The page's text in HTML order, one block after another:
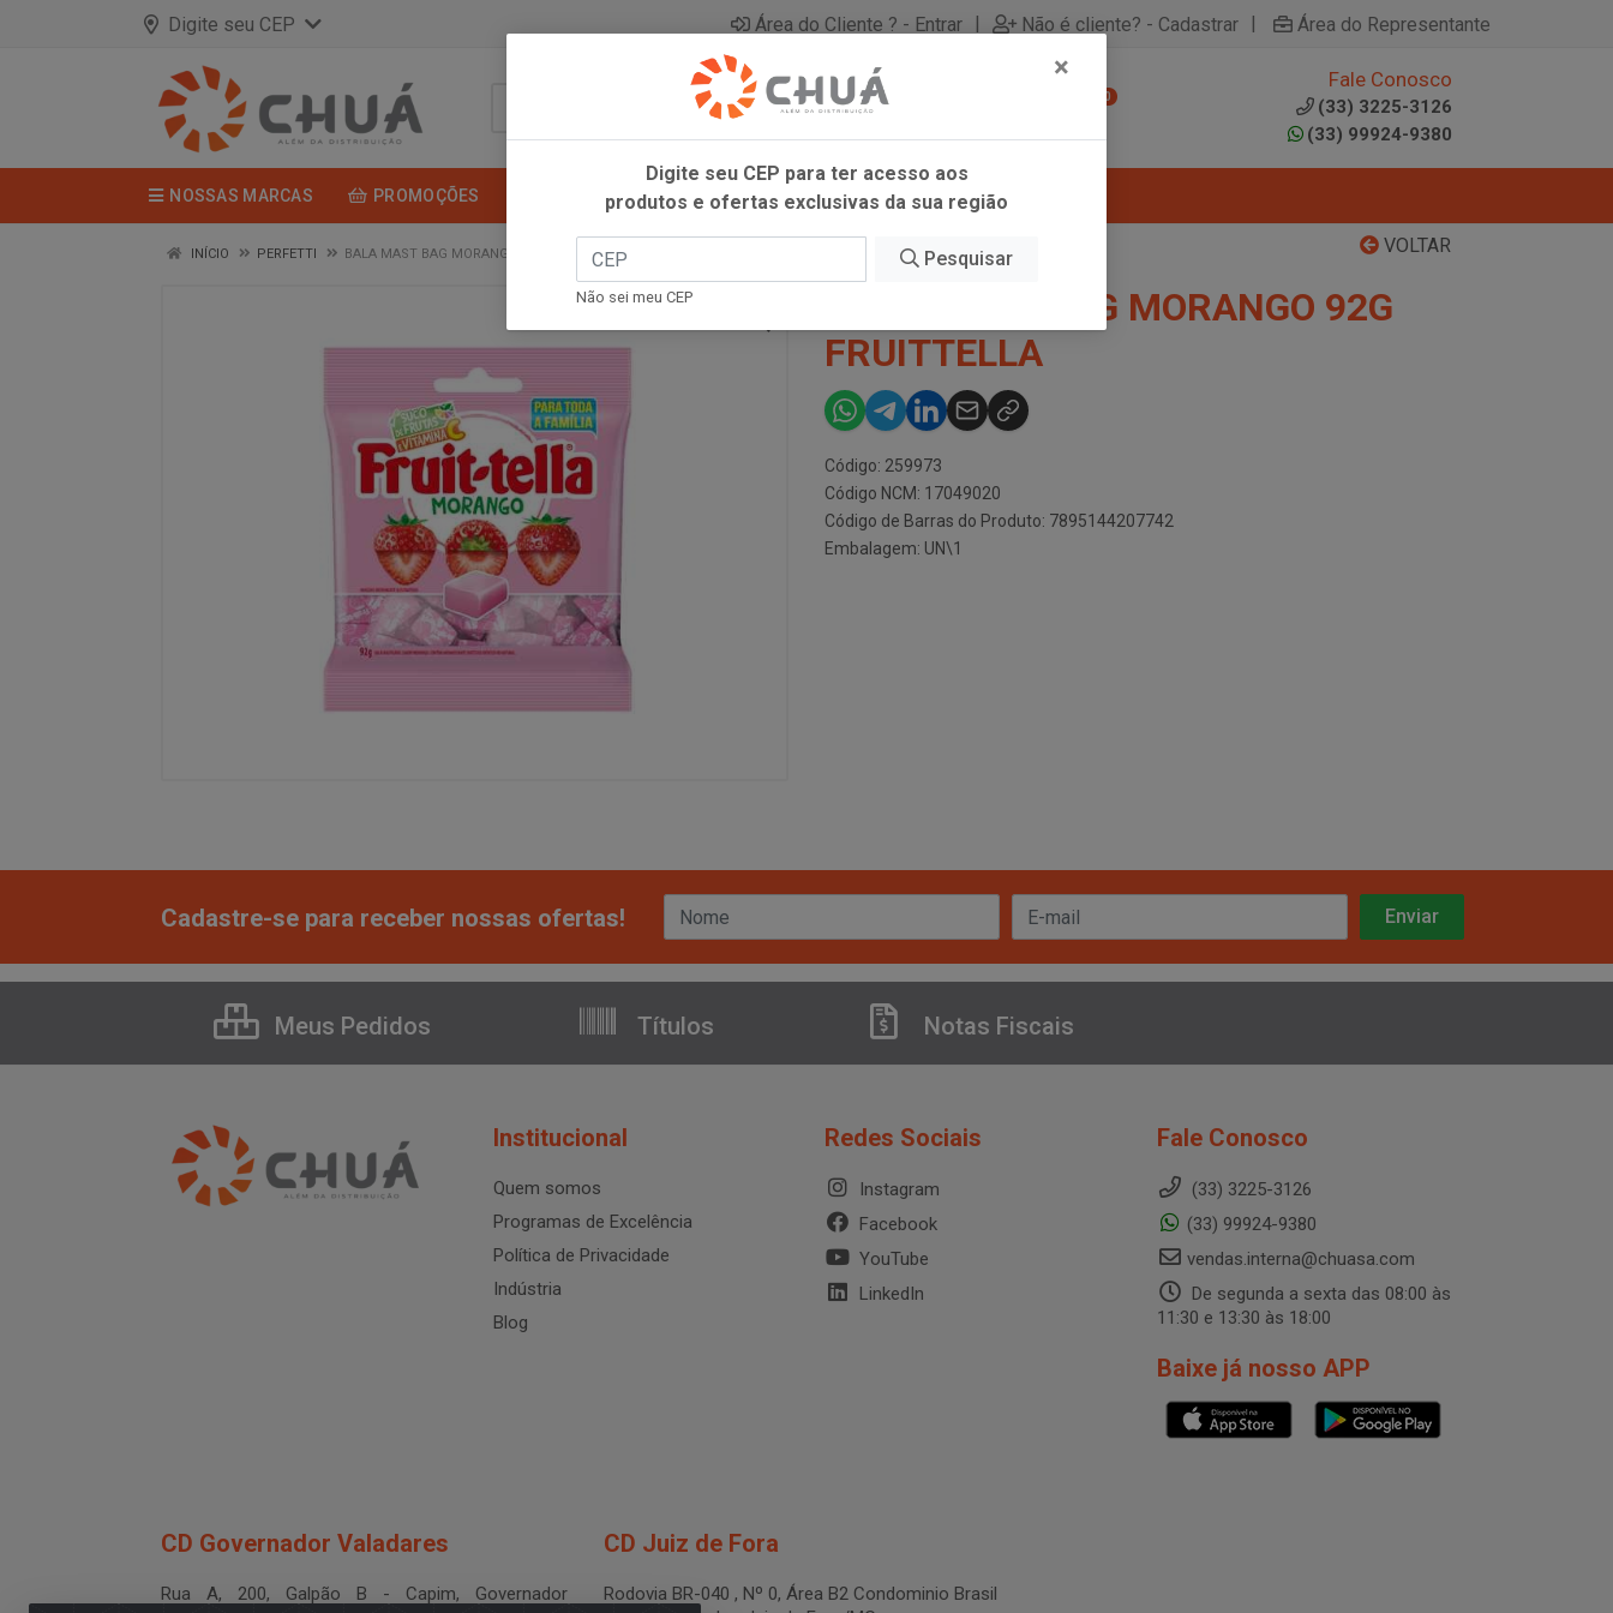
Digite seu CEP Área do Cliente ? - Entrar | Não é cliente? - Cadastrar | Área do Representante
0
Fale Conosco
(33) 3225-3126
(33) 99924-9380
NOSSAS MARCAS PROMOÇÕES
VOLTAR
INÍCIO PERFETTI BALA MAST BAG MORANGO 92G FRUITTELLA
BALA MAST BAG MORANGO 92G
FRUITTELLA
Código: 259973
Código NCM: 17049020
Código de Barras do Produto: 7895144207742
Embalagem: UN\1
Cadastre-se para receber nossas ofertas!
Meus Pedidos Títulos Notas Fiscais
Institucional
Quem somos
Programas de Excelência
Política de Privacidade
Indústria
Blog
Redes Sociais
Instagram
Facebook
YouTube
LinkedIn
Fale Conosco
(33) 3225-3126
(33) 99924-9380
vendas.interna@chuasa.com
De segunda a sexta das 08:00 às
11:30 e 13:30 às 18:00
Baixe já nosso APP
CD Governador Valadares
Rua A, 200, Galpão B - Capim, Governador
CD Juiz de Fora
Rodovia BR-040 , Nº 0, Área B2 Condominio Brasil
×
Digite seu CEP para ter acesso aos
produtos e ofertas exclusivas da sua região
Pesquisar
Não sei meu CEP